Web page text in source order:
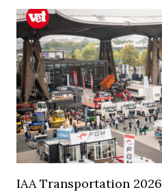
IAA Transportation